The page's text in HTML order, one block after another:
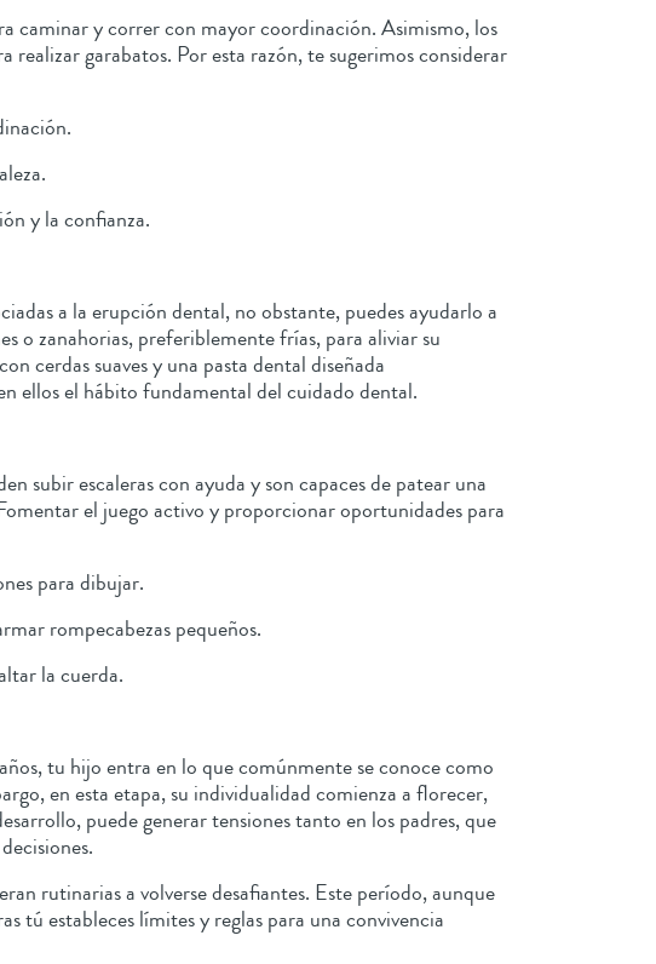
caminar y correr con mayor coordinación. Asimismo, los
garabatos. Por esta razón, te sugerimos considerar
y la confianza.
a la erupción dental, no obstante, puedes ayudarlo a
o zanahorias, preferiblemente frías, para aliviar su
cerdas suaves y una pasta dental diseñada
ellos el hábito fundamental del cuidado dental.
subir escaleras con ayuda y son capaces de patear una
el juego activo y proporcionar oportunidades para
para dibujar.
rompecabezas pequeños.
la cuerda.
tu hijo entra en lo que comúnmente se conoce como
en esta etapa, su individualidad comienza a florecer,
puede generar tensiones tanto en los padres, que
rutinarias a volverse desafiantes. Este período, aunque
tú estableces límites y reglas para una convivencia